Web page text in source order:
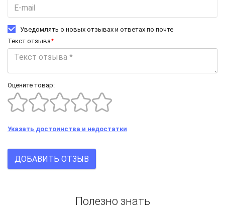
Уведомлять о новых отзывах и ответах по почте
Текст отзыва*
Оцените товар:
Указать достоинства и недостатки
ДОБАВИТЬ ОТЗЫВ
Полезно знать